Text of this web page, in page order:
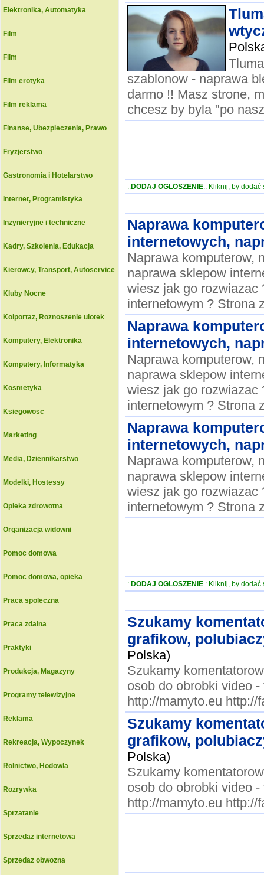
Elektronika, Automatyka
Film
Film
Film erotyka
Film reklama
Finanse, Ubezpieczenia, Prawo
Fryzjerstwo
Gastronomia i Hotelarstwo
Internet, Programistyka
Inzynieryjne i techniczne
Kadry, Szkolenia, Edukacja
Kierowcy, Transport, Autoservice
Kluby Nocne
Kolportaz, Roznoszenie ulotek
Komputery, Elektronika
Komputery, Informatyka
Kosmetyka
Ksiegowosc
Marketing
Media, Dziennikarstwo
Modelki, Hostessy
Opieka zdrowotna
Organizacja widowni
Pomoc domowa
Pomoc domowa, opieka
Praca spoleczna
Praca zdalna
Praktyki
Produkcja, Magazyny
Programy telewizyjne
Reklama
Rekreacja, Wypoczynek
Rolnictwo, Hodowla
Rozrywka
Sprzatanie
Sprzedaz internetowa
Sprzedaz obwozna
szablonow - naprawa
darmo !! Masz strone,
chcesz by byla "po
:.DODAJ OGLOSZENIE.: Kliknij, by dodać
Naprawa
internetowych,
Naprawa komputerow,
naprawa sklepow
wiesz jak go rozwiazac
internetowym ? Strona
Naprawa
internetowych,
Naprawa komputerow,
naprawa sklepow
wiesz jak go rozwiazac
internetowym ? Strona
Naprawa
internetowych,
Naprawa komputerow,
naprawa sklepow
wiesz jak go rozwiazac
internetowym ? Strona
:.DODAJ OGLOSZENIE.: Kliknij, by dodać
Szukamy
grafikow,
Polska)
Szukamy
osob do obrobki video
http://mamyto.eu http://
Szukamy
grafikow,
Polska)
Szukamy
osob do obrobki video
http://mamyto.eu http://